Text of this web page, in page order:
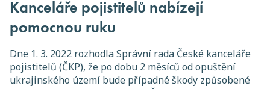
Kanceláře pojistitelů nabízejí
pomocnou ruku
Dne 1. 3. 2022 rozhodla Správní rada České kanceláře
pojistitelů (ČKP), že po dobu 2 měsíců od opuštění
ukrajinského území bude případné škody způsobené